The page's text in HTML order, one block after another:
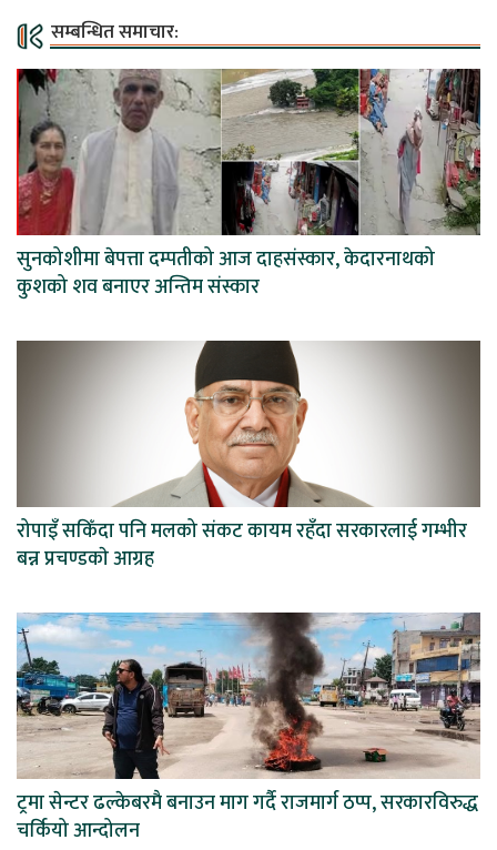
सम्बन्धित समाचार:
सुनकोशीमा बेपत्ता दम्पतीको आज दाहसंस्कार, केदारनाथको
कुशको शव बनाएर अन्तिम संस्कार
रोपाइँ सकिँदा पनि मलको संकट कायम रहँदा सरकारलाई गम्भीर
बन्न प्रचण्डकाे आग्रह
ट्रमा सेन्टर ढल्केबरमै बनाउन माग गर्दै राजमार्ग ठप्प, सरकारविरुद्ध
चर्कियो आन्दोलन